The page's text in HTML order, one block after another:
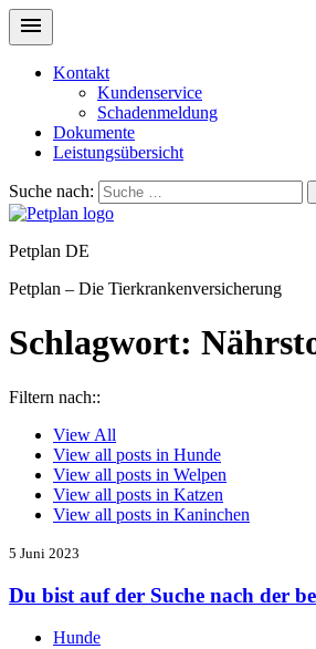
Kontakt
Kundenservice
Schadenmeldung
Dokumente
Leistungsübersicht
Suche nach:
Petplan DE
Petplan – Die Tierkrankenversicherung
Schlagwort:
Filtern nach::
View All
View all posts in Hunde
View all posts in Welpen
View all posts in Katzen
View all posts in Kaninchen
5 Juni 2023
Du bist auf der Suche nach der
Hunde